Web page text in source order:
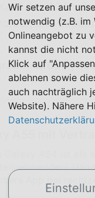
des A35
und
Bruder,
A55 mit
A54 ist als
App bei
Wir setzen auf
notwendig (z.B. im
Onlineangebot zu
kannst die nicht
Klick auf
ablehnen sowie
auch nachträglich
Website). Nähere